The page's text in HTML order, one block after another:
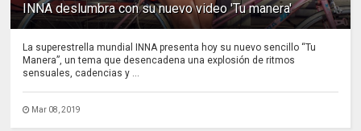
INNA deslumbra con su nuevo video 'Tu manera'
La superestrella mundial INNA presenta hoy su nuevo sencillo “Tu
Manera”, un tema que desencadena una explosión de ritmos
sensuales, cadencias y ...
Mar 08, 2019